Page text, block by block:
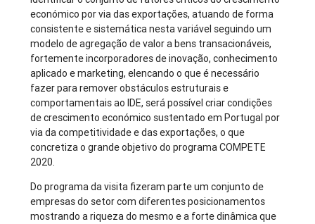
económico por via das exportações, atuando de forma
consistente e sistemática nesta variável seguindo um
modelo de agregação de valor a bens transacionáveis,
fortemente incorporadores de inovação, conhecimento
aplicado e marketing, elencando o que é necessário
fazer para remover obstáculos estruturais e
comportamentais ao IDE, será possível criar condições
de crescimento económico sustentado em Portugal por
via da competitividade e das exportações, o que
concretiza o grande objetivo do programa COMPETE
2020.
Do programa da visita fizeram parte um conjunto de
empresas do setor com diferentes posicionamentos
mostrando a riqueza do mesmo e a forte dinâmica que